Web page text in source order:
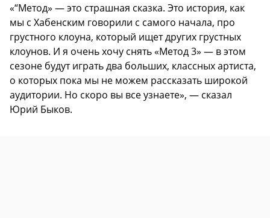
«“Метод» — это страшная сказка. Это история, как
мы с Хабенским говорили с самого начала, про
грустного клоуна, который ищет других грустных
клоунов. И я очень хочу снять «Метод 3» — в этом
сезоне будут играть два больших, классных артиста,
о которых пока мы не можем рассказать широкой
аудитории. Но скоро вы все узнаете», — сказал
Юрий Быков.